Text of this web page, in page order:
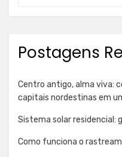
Postagens
Centro antigo, alma viva:
capitais nordestinas em
Sistema solar residencial:
Como funciona o